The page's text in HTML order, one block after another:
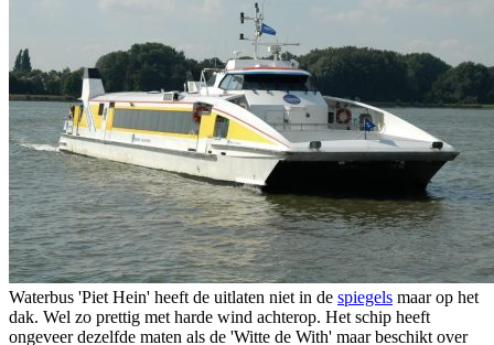
Waterbus 'Piet Hein' heeft de uitlaten niet in de spiegels maar op het
dak. Wel zo prettig met harde wind achterop. Het schip heeft
ongeveer dezelfde maten als de 'Witte de With' maar beschikt over